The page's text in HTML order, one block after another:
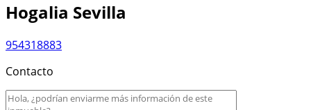
Hogalia Sevilla
954318883
Contacto